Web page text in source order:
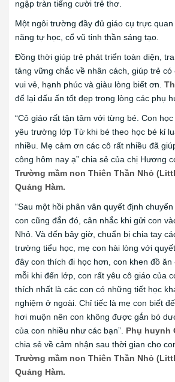
ngập tràn tiếng cười trẻ thơ.
Một ngôi trường đầy đủ giáo cụ trực
năng tự học, cổ vũ tinh thần sáng tạo.
Đồng thời giúp trẻ phát triển toàn diện,
tảng vững chắc về nhân cách, giúp trẻ có
vui vẻ, hạnh phúc và giàu lòng biết ơn.
để lại dấu ấn tốt đẹp trong lòng các phụ
“Cô giáo rất tận tâm với từng bé. Con
yêu trường lớp Từ khi bé theo học bé kỉ
nhiều. Mẹ cảm ơn các cô rất nhiều đã
công hôm nay ạ” chia sẻ của chị Hương
Trường mầm non Thiên Thần Nhỏ
Quảng Hàm.
“Sau một hồi phân vân quyết định
con cũng đắn đó, cân nhắc khi gửi con
Nhỏ. Và đến bây giờ, chuẩn bị chia tay
trường tiểu học, mẹ con hài lòng với
đây con thích đi học hơn, con khen đồ
mỗi khi đến lớp, con rất yêu cô giáo của
thích nhất là các con có những tiết học
nghiệm ở ngoài. Chỉ tiếc là mẹ con biết
hơi muộn nên con không được gắn bó
của con nhiều như các bạn”. Phụ huynh
chia sẻ về cảm nhận sau thời gian cho
Trường mầm non Thiên Thần Nhỏ
Quảng Hàm.